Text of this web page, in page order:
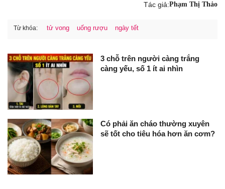
Tác giả:Phạm Thị Thảo
Từ khóa: tử vong uống rượu ngày tết
3 chỗ trên người càng trắng
càng yếu, số 1 ít ai nhìn
Có phải ăn cháo thường xuyên
sẽ tốt cho tiêu hóa hơn ăn cơm?